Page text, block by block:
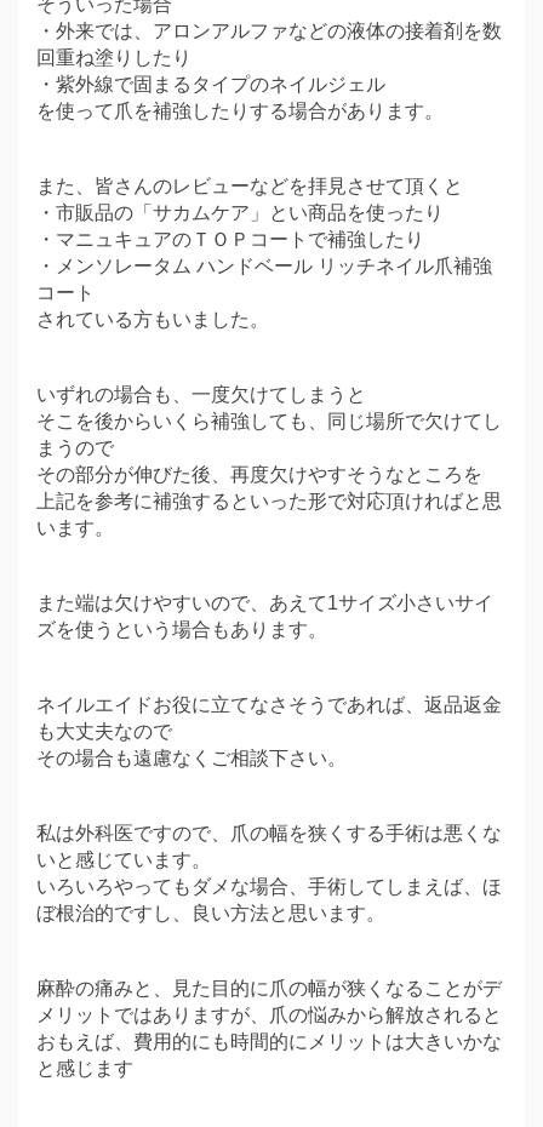
そういった場合
・外来では、アロンアルファなどの液体の接着剤を数
回重ね塗りしたり
・紫外線で固まるタイプのネイルジェル
を使って爪を補強したりする場合があります。
また、皆さんのレビューなどを拝見させて頂くと
・市販品の「サカムケア」とい商品を使ったり
・マニュキュアのＴＯＰコートで補強したり
・メンソレータム ハンドベール リッチネイル爪補強
コート
されている方もいました。
いずれの場合も、一度欠けてしまうと
そこを後からいくら補強しても、同じ場所で欠けてし
まうので
その部分が伸びた後、再度欠けやすそうなところを
上記を参考に補強するといった形で対応頂ければと思
います。
また端は欠けやすいので、あえて1サイズ小さいサイ
ズを使うという場合もあります。
ネイルエイドお役に立てなさそうであれば、返品返金
も大丈夫なので
その場合も遠慮なくご相談下さい。
私は外科医ですので、爪の幅を狭くする手術は悪くな
いと感じています。
いろいろやってもダメな場合、手術してしまえば、ほ
ぼ根治的ですし、良い方法と思います。
麻酔の痛みと、見た目的に爪の幅が狭くなることがデ
メリットではありますが、爪の悩みから解放されると
おもえば、費用的にも時間的にメリットは大きいかな
と感じます